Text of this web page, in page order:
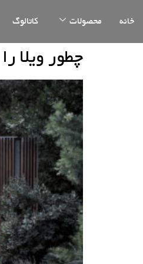
خانه محصولات کاتالوگ
چطور ویلا